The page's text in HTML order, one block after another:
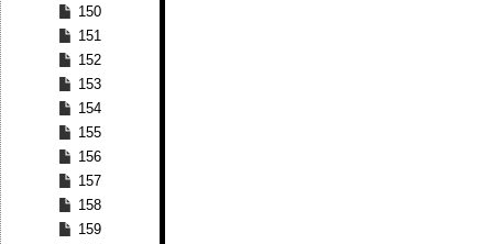
150
151
152
153
154
155
156
157
158
159